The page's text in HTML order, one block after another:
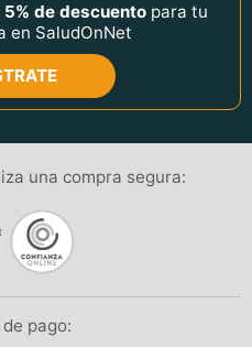
5% de descuento para tu
en SaludOnNet
una compra segura:
pago: